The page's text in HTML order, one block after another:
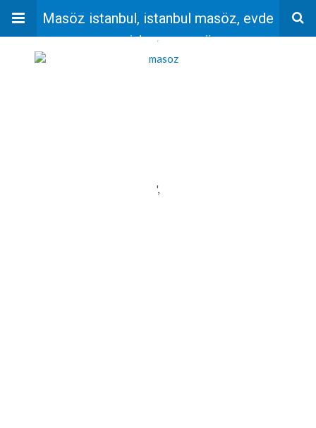
Masöz istanbul, istanbul masöz, evde
masaj, bayan masöz
'
',